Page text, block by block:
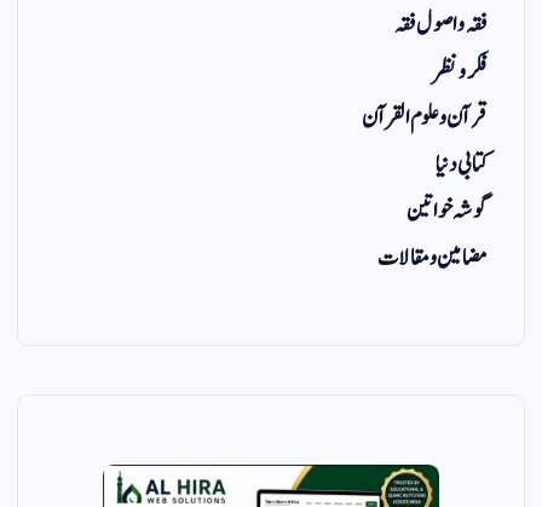
فقہ و اصول فقہ
فکر و نظر
قرآن و علوم القرآن
کتابی دنیا
گوشہ خواتین
مضامین و مقالات